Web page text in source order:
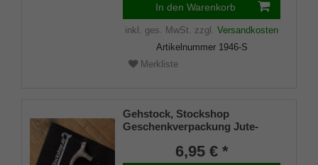
In den Warenkorb
inkl. ges. MwSt. zzgl. Versandkosten
Artikelnummer 1946-S
Merkliste
Gehstock, Stockshop
Geschenkverpackung Jute-
Klettverschluss6,95 € *